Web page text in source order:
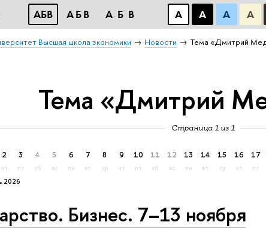
АБВ АБВ АБВ А А А А
Высшая школа экономики Новости Тема «Дмитрий
Тема «Дмитрий
Страница 1 из 1
2026
2
чт
3
пт
4
сб
5
вс
6
пн
7
вт
8
ср
9
чт
10
пт
11
сб
12
вс
13
пн
14
вт
15
ср
16
чт
17
пт
Бизнес. 7–13 ноября